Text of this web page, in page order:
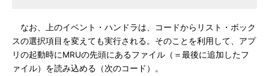
なお、上のイベント・ハンドラは、コードからリスト・ボック
スの選択項目を変えても実行される。そのことを利用して、アプ
リの起動時にMRUの先頭にあるファイル（＝最後に追加したフ
ァイル）を読み込める（次のコード）。